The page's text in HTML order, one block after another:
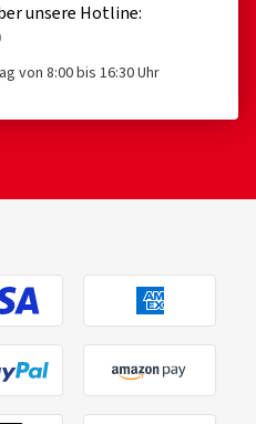
unsere Hotline:
von 8:00 bis 16:30 Uhr